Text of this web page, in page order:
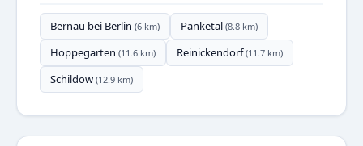
Bernau bei Berlin (6 km) Panketal (8.8 km)
Hoppegarten (11.6 km) Reinickendorf(11.7 km)
Schildow (12.9 km)